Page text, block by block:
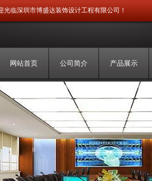
光临深圳市博盛达装饰设计工程有限公司！
产品展示
公司简介
网站首页